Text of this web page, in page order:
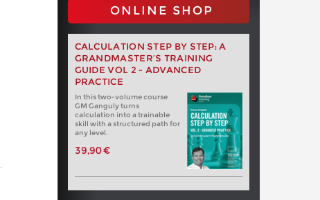
ONLINE SHOP
CALCULATION STEP BY STEP: A
GRANDMASTER’S TRAINING
GUIDE VOL 2 - ADVANCED
PRACTICE
In this two-volume course
GM Ganguly turns
calculation into a trainable
skill with a structured path for
any level.
39,90 €